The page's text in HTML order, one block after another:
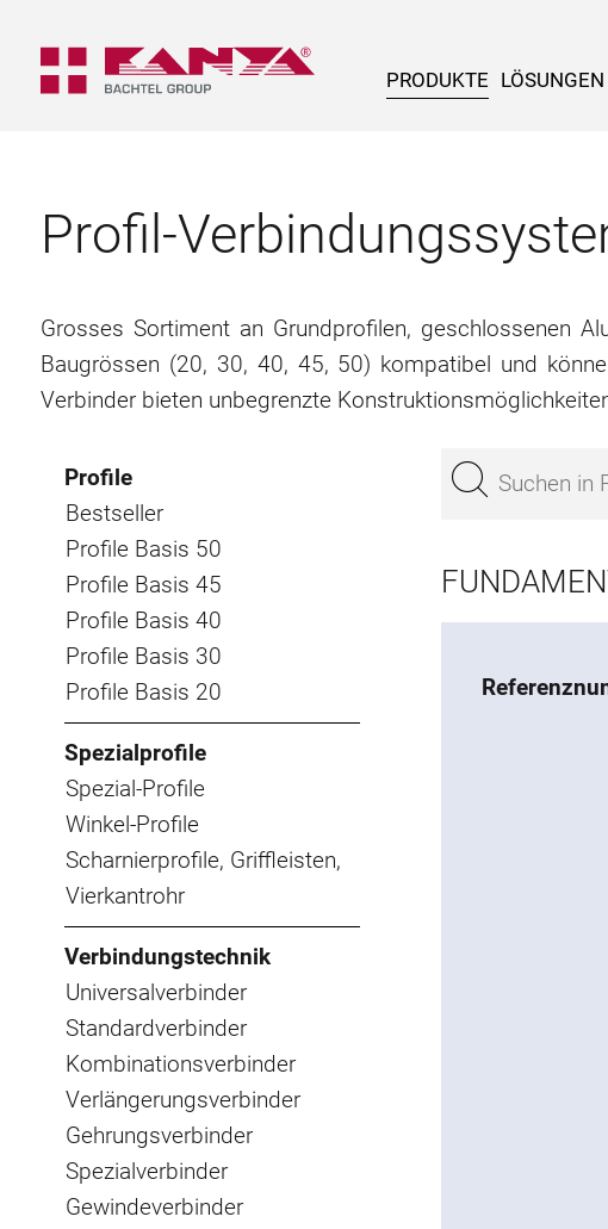
PRODUKTE
Profil-
Grosses Sortiment an Grundprofilen, geschlossenen
Baugrössen (20, 30, 40, 45, 50) kompatibel und
Verbinder bieten unbegrenzte
Profile
Bestseller
Profile Basis 50
Profile Basis 45
Profile Basis 40
Profile Basis 30
Profile Basis 20
Spezialprofile
Spezial-Profile
Winkel-Profile
Scharnierprofile, Griffleisten,
Vierkantrohr
Verbindungstechnik
Universalverbinder
Standardverbinder
Kombinationsverbinder
Verlängerungsverbinder
Gehrungsverbinder
Spezialverbinder
Gewindeverbinder